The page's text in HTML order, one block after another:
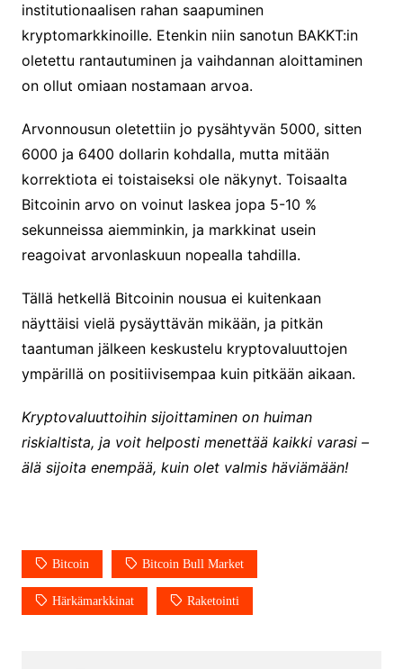
institutionaalisen rahan saapuminen
kryptomarkkinoille. Etenkin niin sanotun BAKKT:in
oletettu rantautuminen ja vaihdannan aloittaminen
on ollut omiaan nostamaan arvoa.
Arvonnousun oletettiin jo pysähtyvän 5000, sitten
6000 ja 6400 dollarin kohdalla, mutta mitään
korrektiota ei toistaiseksi ole näkynyt. Toisaalta
Bitcoinin arvo on voinut laskea jopa 5-10 %
sekunneissa aiemminkin, ja markkinat usein
reagoivat arvonlaskuun nopealla tahdilla.
Tällä hetkellä Bitcoinin nousua ei kuitenkaan
näyttäisi vielä pysäyttävän mikään, ja pitkän
taantuman jälkeen keskustelu kryptovaluuttojen
ympärillä on positiivisempaa kuin pitkään aikaan.
Kryptovaluuttoihin sijoittaminen on huiman
riskialtista, ja voit helposti menettää kaikki varasi –
älä sijoita enempää, kuin olet valmis häviämään!
Bitcoin Bitcoin Bull Market
Härkämarkkinat Raketointi